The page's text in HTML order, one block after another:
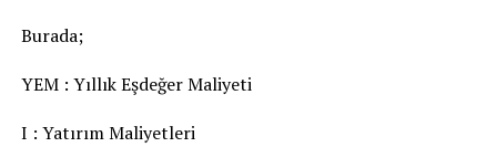
Burada;
YEM : Yıllık Eşdeğer Maliyeti
I : Yatırım Maliyetleri